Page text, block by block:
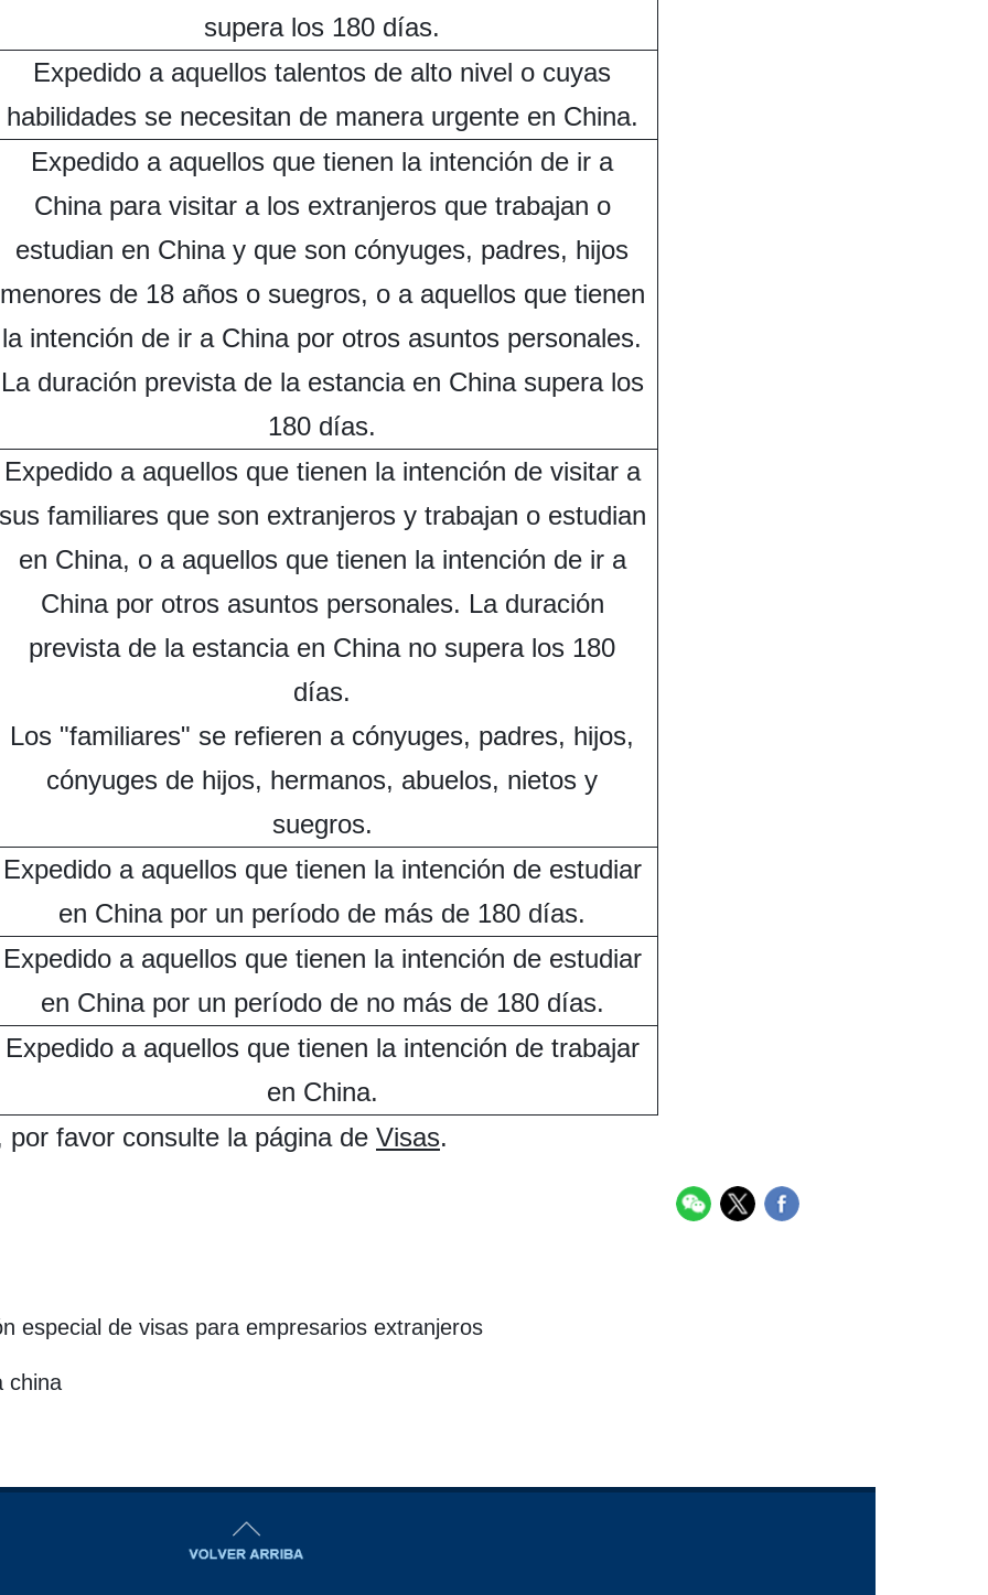
supera los 180 días.
Expedido a aquellos talentos de alto nivel o cuyas
habilidades se necesitan de manera urgente en China.
Expedido a aquellos que tienen la intención de ir a
China para visitar a los extranjeros que trabajan o
estudian en China y que son cónyuges, padres, hijos
menores de 18 años o suegros, o a aquellos que tienen
la intención de ir a China por otros asuntos personales.
La duración prevista de la estancia en China supera los
180 días.
Expedido a aquellos que tienen la intención de visitar a
familiares que son extranjeros y trabajan o estudian
en China, o a aquellos que tienen la intención de ir a
China por otros asuntos personales. La duración
prevista de la estancia en China no supera los 180
días.
Los "familiares" se refieren a cónyuges, padres, hijos,
cónyuges de hijos, hermanos, abuelos, nietos y
suegros.
Expedido a aquellos que tienen la intención de estudiar
en China por un período de más de 180 días.
Expedido a aquellos que tienen la intención de estudiar
en China por un período de no más de 180 días.
Expedido a aquellos que tienen la intención de trabajar
en China.
favor consulte la página de Visas.
especial de visas para empresarios extranjeros
china